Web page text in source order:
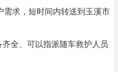
需求，短时间内转送到玉溪市
全、可以指派随车救护人员